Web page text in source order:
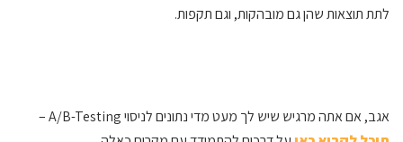
לתת תוצאות שהן גם מובהקות, וגם תקפות.
אגב, אם אתה מרגיש שיש לך מעט מדי נתונים לניסוי A/B-Testing –